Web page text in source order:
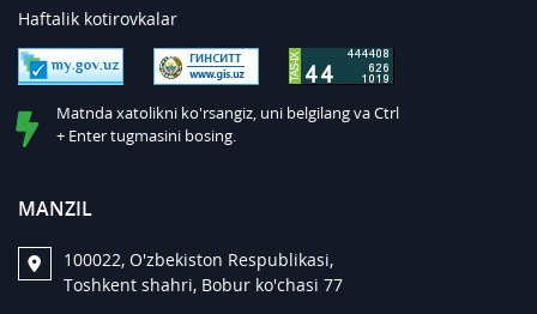
Haftalik kotirovkalar
Matnda xatolikni ko'rsangiz, uni belgilang va Ctrl
+ Enter tugmasini bosing.
MANZIL
100022, O'zbekiston Respublikasi,
Toshkent shahri, Bobur ko'chasi 77